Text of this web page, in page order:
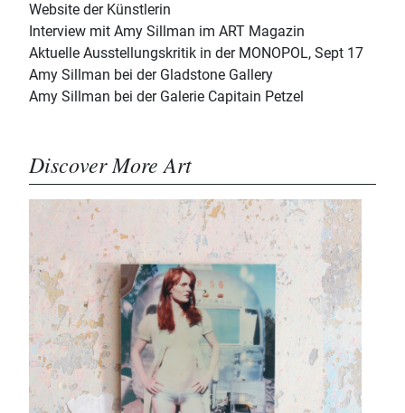
Website der Künstlerin
Interview mit Amy Sillman im ART Magazin
Aktuelle Ausstellungskritik in der MONOPOL, Sept 17
Amy Sillman bei der Gladstone Gallery
Amy Sillman bei der Galerie Capitain Petzel
Discover More Art